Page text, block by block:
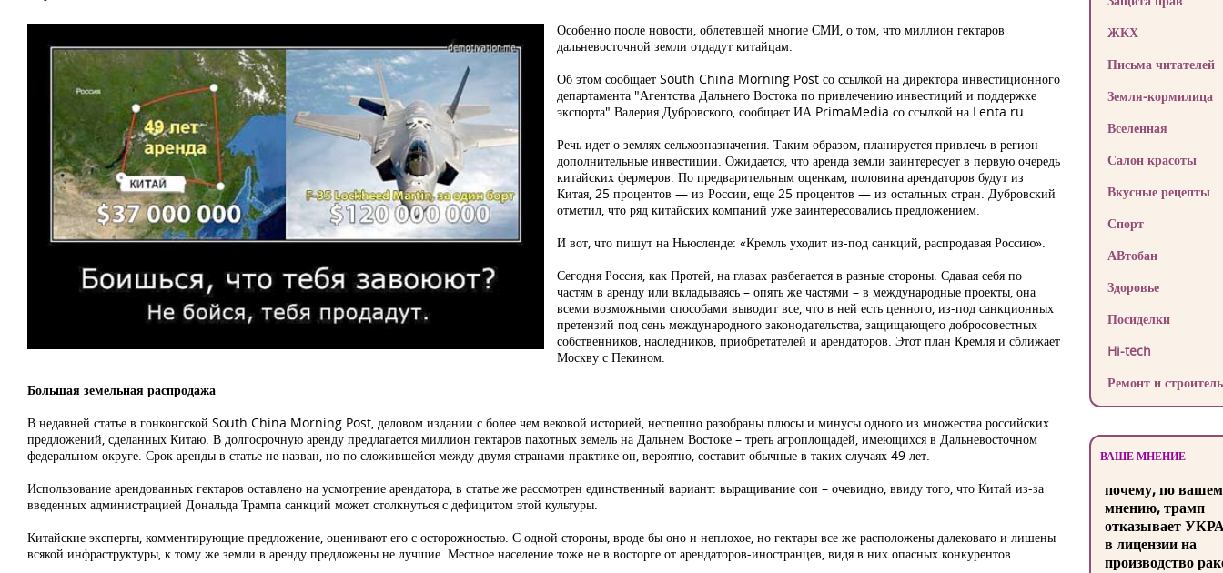
Особенно после новости, облетевшей многие СМИ, о том, что миллион гектаров
дальневосточной земли отдадут китайцам.
Об этом сообщает South China Morning Post со ссылкой на директора инвестиционного
департамента "Агентства Дальнего Востока по привлечению инвестиций и поддержке
экспорта" Валерия Дубровского, сообщает ИА PrimaMedia со ссылкой на Lenta.ru.
Речь идет о землях сельхозназначения. Таким образом, планируется привлечь в регион
дополнительные инвестиции. Ожидается, что аренда земли заинтересует в первую очередь
китайских фермеров. По предварительным оценкам, половина арендаторов будут из
Китая, 25 процентов — из России, еще 25 процентов — из остальных стран. Дубровский
отметил, что ряд китайских компаний уже заинтересовались предложением.
И вот, что пишут на Ньюсленде: «Кремль уходит из-под санкций, распродавая Россию».
Сегодня Россия, как Протей, на глазах разбегается в разные стороны. Сдавая себя по
частям в аренду или вкладываясь – опять же частями – в международные проекты, она
всеми возможными способами выводит все, что в ней есть ценного, из-под санкционных
претензий под сень международного законодательства, защищающего добросовестных
собственников, наследников, приобретателей и арендаторов. Этот план Кремля и сближает
Москву с Пекином.
Большая земельная распродажа
В недавней статье в гонконгской South China Morning Post, деловом издании с более чем вековой историей, неспешно разобраны плюсы и минусы одного из множества российских
предложений, сделанных Китаю. В долгосрочную аренду предлагается миллион гектаров пахотных земель на Дальнем Востоке – треть агроплощадей, имеющихся в Дальневосточном
федеральном округе. Срок аренды в статье не назван, но по сложившейся между двумя странами практике он, вероятно, составит обычные в таких случаях 49 лет.
Использование арендованных гектаров оставлено на усмотрение арендатора, в статье же рассмотрен единственный вариант: выращивание сои – очевидно, ввиду того, что Китай из-за
введенных администрацией Дональда Трампа санкций может столкнуться с дефицитом этой культуры.
Китайские эксперты, комментирующие предложение, оценивают его с осторожностью. С одной стороны, вроде бы оно и неплохое, но гектары все же расположены далековато и лишены
всякой инфраструктуры, к тому же земли в аренду предложены не лучшие. Местное население тоже не в восторге от арендаторов-иностранцев, видя в них опасных конкурентов.
ЖКХ
Письма читателей
Земля-кормилица
Вселенная
Салон красоты
Вкусные рецепты
Спорт
АВтобан
Здоровье
Посиделки
Hi-tech
Ремонт и
ВАШЕ МНЕНИЕ
почему, по
мнению, трамп
отказывает
в лицензии на
производство